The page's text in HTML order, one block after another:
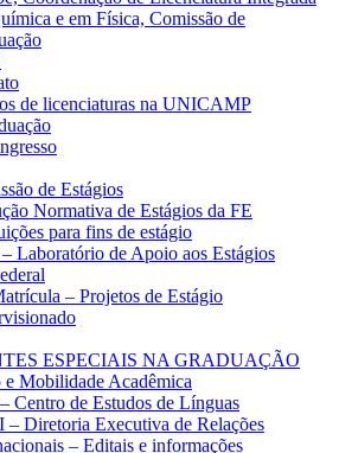
e em Física, Comissão de
de licenciaturas na UNICAMP
de Estágios
Normativa de Estágios da FE
para fins de estágio
Laboratório de Apoio aos Estágios
– Projetos de Estágio
ESPECIAIS NA GRADUAÇÃO
e Mobilidade Acadêmica
Centro de Estudos de Línguas
– Diretoria Executiva de Relações
– Editais e informações